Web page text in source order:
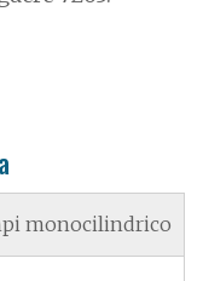
monocilindrico